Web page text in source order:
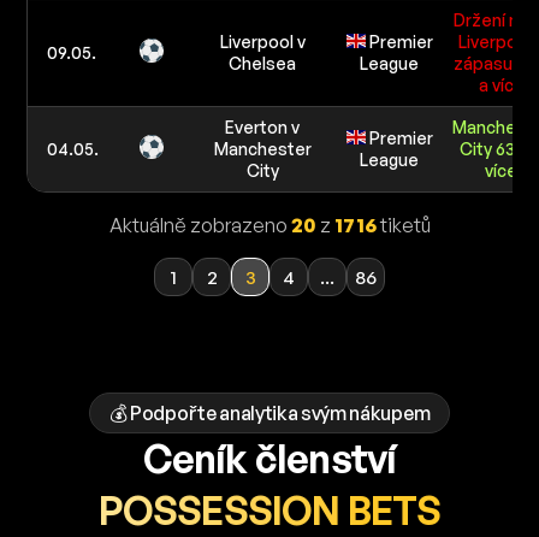
09.05.
Liverpool v
Chelsea
Premier
League
Držení
Liverpool
zápasu
a více
04.05.
Everton v
Manchester
City
Premier
League
City 63.5
více
Aktuálně zobrazeno 20 z 1716tiketů
1 2 3 4 ... 86
💰 Podpořte analytika svým nákupem
Ceník členství
POSSESSION BETS